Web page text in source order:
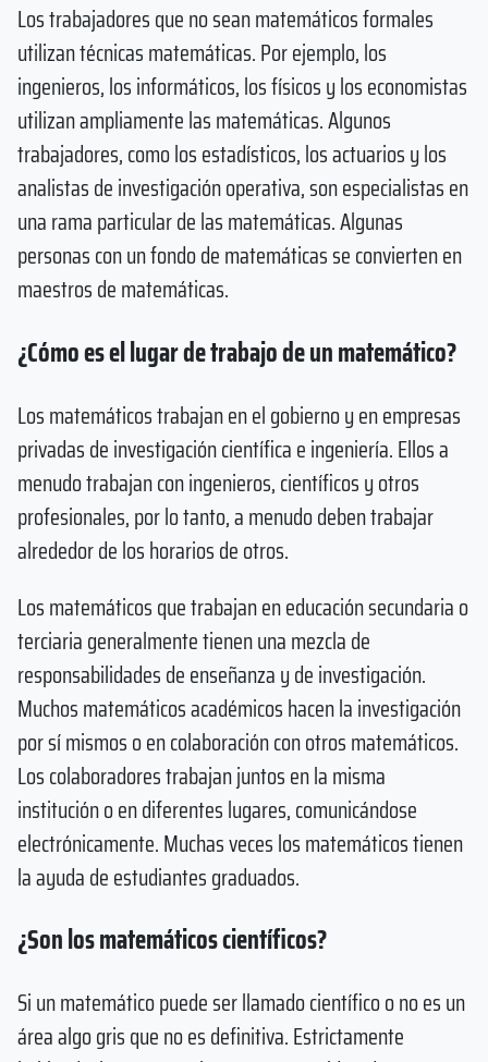
Los trabajadores que no sean matemáticos formales
utilizan técnicas matemáticas. Por ejemplo, los
ingenieros, los informáticos, los físicos y los economistas
utilizan ampliamente las matemáticas. Algunos
trabajadores, como los estadísticos, los actuarios y los
analistas de investigación operativa, son especialistas en
una rama particular de las matemáticas. Algunas
personas con un fondo de matemáticas se convierten en
maestros de matemáticas.
¿Cómo es el lugar de trabajo de un matemático?
Los matemáticos trabajan en el gobierno y en empresas
privadas de investigación científica e ingeniería. Ellos a
menudo trabajan con ingenieros, científicos y otros
profesionales, por lo tanto, a menudo deben trabajar
alrededor de los horarios de otros.
Los matemáticos que trabajan en educación secundaria o
terciaria generalmente tienen una mezcla de
responsabilidades de enseñanza y de investigación.
Muchos matemáticos académicos hacen la investigación
por sí mismos o en colaboración con otros matemáticos.
Los colaboradores trabajan juntos en la misma
institución o en diferentes lugares, comunicándose
electrónicamente. Muchas veces los matemáticos tienen
la ayuda de estudiantes graduados.
¿Son los matemáticos científicos?
Si un matemático puede ser llamado científico o no es un
área algo gris que no es definitiva. Estrictamente